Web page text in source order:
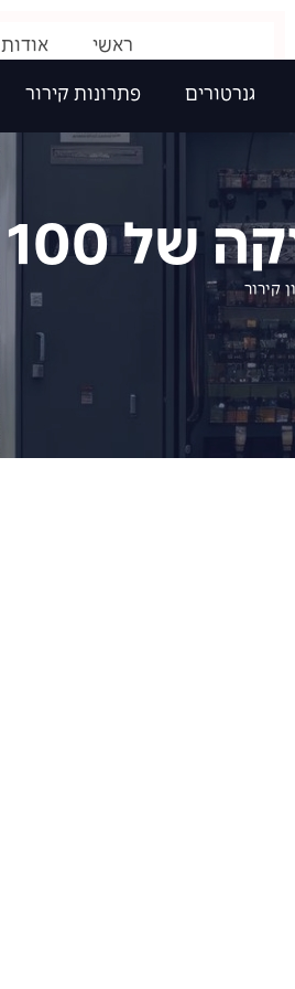
ראשי אודות
גנרטורים פתרונות קירור
טון קירור